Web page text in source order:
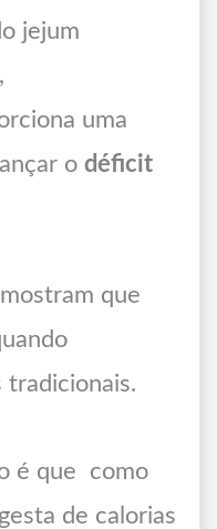
jejum
uma
o déficit
mostram que
tradicionais.
é que como
de calorias